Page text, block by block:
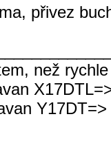
přivez
než
Y17DT=>